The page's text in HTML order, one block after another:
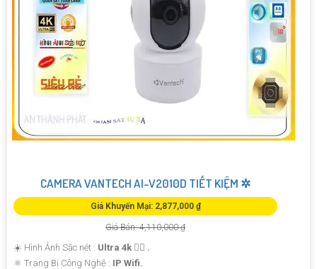
CAMERA VANTECH AI-V2010D TIẾT KIỆM ✲
Giá Khuyến Mại: 2,877,000 ₫
Giá Bán: 4,110,000 ₫
☀️ Hình Ảnh Sắc nét : Ultra 4k 👍🏾 .
⚛️ Trang Bị Công Nghệ : IP Wifi.